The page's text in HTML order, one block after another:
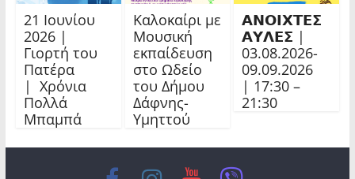
21 Ιουνίου
2026 |
Γιορτή του
Πατέρα
| Χρόνια
Πολλά
Μπαμπά
Καλοκαίρι με
Μουσική
εκπαίδευση
στο Ωδείο
του Δήμου
Δάφνης-
Υμηττού
𝝖𝝢𝝤𝝞𝝬𝝩𝝚𝝨
𝝖𝝪𝝠𝝚𝝨 |
03.08.2026-
09.09.2026
| 17:30 –
21:30